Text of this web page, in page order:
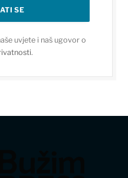
uvjete i naš ugovor o
.